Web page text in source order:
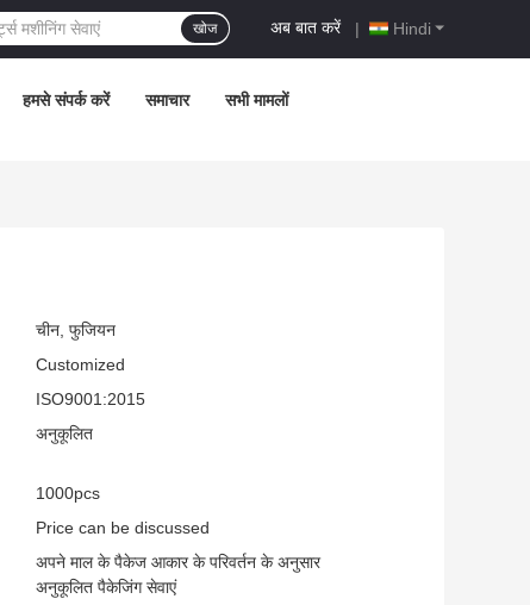
Hindi
अब बात करें |
खोज
हमसे संपर्क करें समाचार सभी मामलों
चीन, फुजियन
Customized
ISO9001:2015
अनुकूलित
1000pcs
Price can be discussed
अपने माल के पैकेज आकार के परिवर्तन के अनुसार
अनुकूलित पैकेजिंग सेवाएं